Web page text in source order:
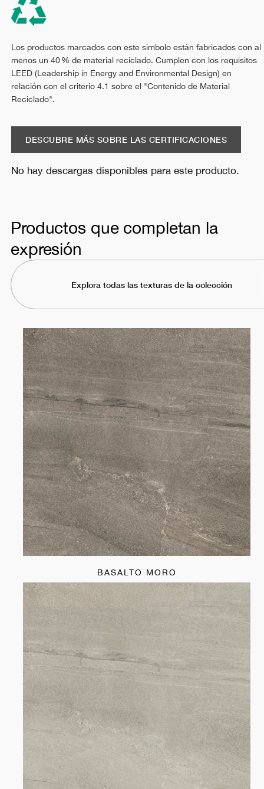
Los productos marcados con este símbolo están fabricados con al
menos un 40 % de material reciclado. Cumplen con los requisitos
LEED (Leadership in Energy and Environmental Design) en
relación con el criterio 4.1 sobre el "Contenido de Material
Reciclado".
DESCUBRE MÁS SOBRE LAS CERTIFICACIONES
No hay descargas disponibles para este producto.
Productos que completan la
expresión
Explora todas las texturas de la colección
BASALTO MORO